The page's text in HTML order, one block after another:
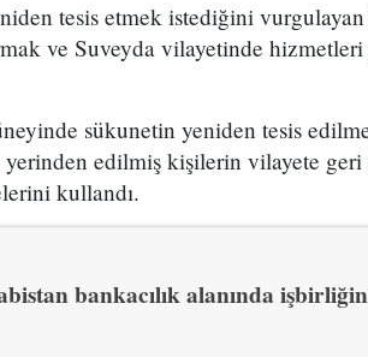
tesis etmek istediğini
ve Suveyda vilayetinde hizmetleri
sükunetin yeniden tesis
yerinden edilmiş kişilerin vilayete
kullandı.
bankacılık alanında